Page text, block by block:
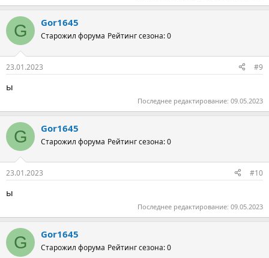
G Gor1645
Старожил форума Рейтинг сезона: 0
23.01.2023 #9
ы
Последнее редактирование: 09.05.2023
G Gor1645
Старожил форума Рейтинг сезона: 0
23.01.2023 #10
ы
Последнее редактирование: 09.05.2023
G Gor1645
Старожил форума Рейтинг сезона: 0